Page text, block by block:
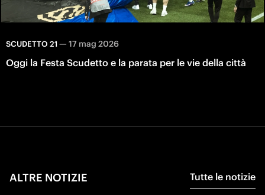
SCUDETTO 21— 17 mag 2026
Oggi la Festa Scudetto e la parata per le vie della città
ALTRE NOTIZIE Tutte le notizie